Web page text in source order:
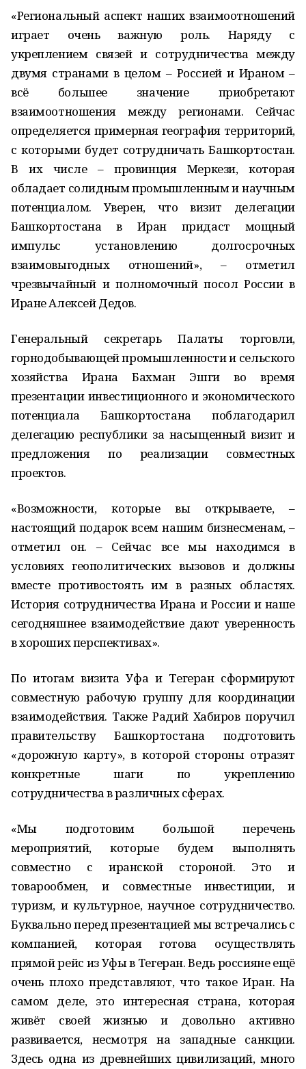
«Региональный аспект наших взаимоотношений
играет очень важную роль. Наряду с
укреплением связей и сотрудничества между
двумя странами в целом – Россией и Ираном –
всё большее значение приобретают
взаимоотношения между регионами. Сейчас
определяется примерная география территорий,
с которыми будет сотрудничать Башкортостан.
В их числе – провинция Меркези, которая
обладает солидным промышленным и научным
потенциалом. Уверен, что визит делегации
Башкортостана в Иран придаст мощный
импульс установлению долгосрочных
взаимовыгодных отношений», – отметил
чрезвычайный и полномочный посол России в
Иране Алексей Дедов.
Генеральный секретарь Палаты торговли,
горнодобывающей промышленности и сельского
хозяйства Ирана Бахман Эшги во время
презентации инвестиционного и экономического
потенциала Башкортостана поблагодарил
делегацию республики за насыщенный визит и
предложения по реализации совместных
проектов.
«Возможности, которые вы открываете, –
настоящий подарок всем нашим бизнесменам, –
отметил он. – Сейчас все мы находимся в
условиях геополитических вызовов и должны
вместе противостоять им в разных областях.
История сотрудничества Ирана и России и наше
сегодняшнее взаимодействие дают уверенность
в хороших перспективах».
По итогам визита Уфа и Тегеран сформируют
совместную рабочую группу для координации
взаимодействия. Также Радий Хабиров поручил
правительству Башкортостана подготовить
«дорожную карту», в которой стороны отразят
конкретные шаги по укреплению
сотрудничества в различных сферах.
«Мы подготовим большой перечень
мероприятий, которые будем выполнять
совместно с иранской стороной. Это и
товарообмен, и совместные инвестиции, и
туризм, и культурное, научное сотрудничество.
Буквально перед презентацией мы встречались с
компанией, которая готова осуществлять
прямой рейс из Уфы в Тегеран. Ведь россияне ещё
очень плохо представляют, что такое Иран. На
самом деле, это интересная страна, которая
живёт своей жизнью и довольно активно
развивается, несмотря на западные санкции.
Здесь одна из древнейших цивилизаций, много